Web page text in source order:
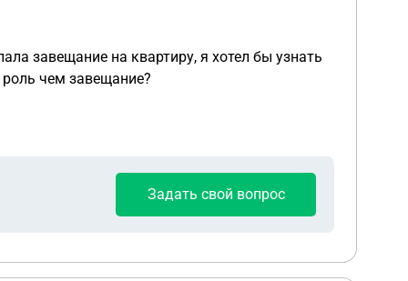
завещание на квартиру, я хотел бы узнать
чем завещание?
Задать свой вопрос